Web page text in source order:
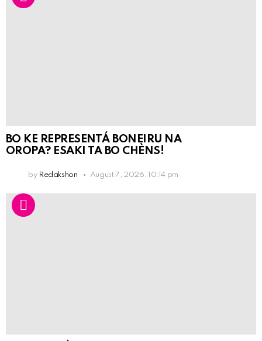
BO KE REPRESENTÁ BONEIRU NA
OROPA? ESAKI TA BO CHÈNS!
by Redakshon August 7, 2026, 10:14 pm